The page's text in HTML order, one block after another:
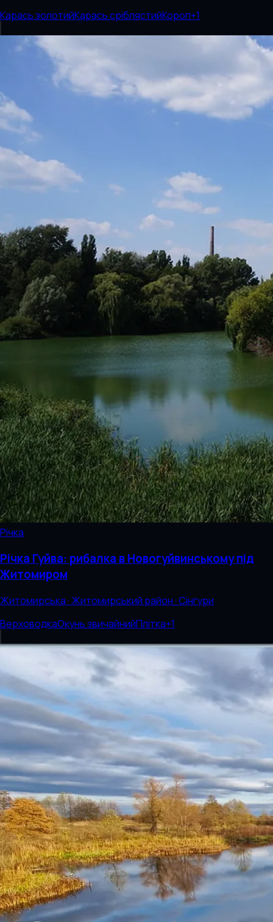
Карась золотийКарась сріблястийКороп+1
Річка
Річка Гуйва: рибалка в Новогуйвинському під
Житомиром
Житомирська · Житомирський район · Сінгури
ВерховодкаОкунь звичайнийПлітка+1